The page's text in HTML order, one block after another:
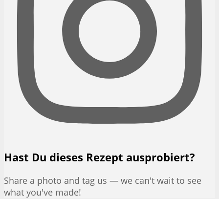
Hast Du dieses Rezept ausprobiert?
Share a photo and tag us — we can't wait to see
what you've made!